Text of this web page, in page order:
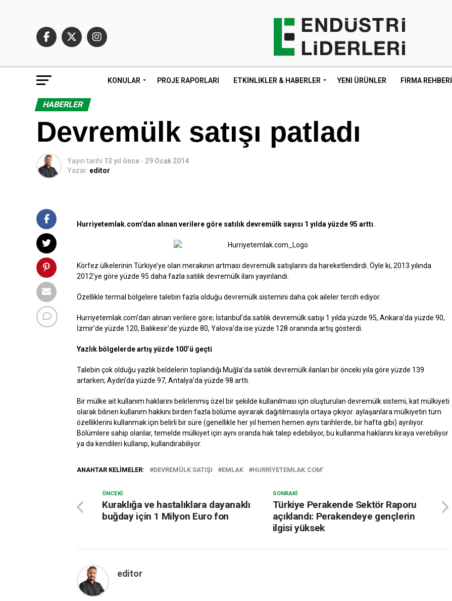
KONULAR PROJE RAPORLARI ETKINLIKLER & HABERLER YENI ÜRÜNLER FIRMA REHBERI
HABERLER
Devremülk satışı patladı
Yayın tarihi 13 yıl önce - 29 Ocak 2014
Yazar: editor
Hurriyetemlak.com’dan alınan verilere göre satılık devremülk sayısı 1 yılda yüzde 95 arttı.
Körfez ülkelerinin Türkiye’ye olan merakının artması devremülk satışlarını da hareketlendirdi. Öyle ki, 2013 yılında
2012’ye göre yüzde 95 daha fazla satılık devremülk ilanı yayınlandı.
Özellikle termal bölgelere talebin fazla olduğu devremülk sistemini daha çok aileler tercih ediyor.
Hurriyetemlak.com’dan alınan verilere göre; İstanbul’da satılık devremülk satışı 1 yılda yüzde 95, Ankara’da yüzde 90,
İzmir’de yüzde 120, Balıkesir’de yüzde 80, Yalova’da ise yüzde 128 oranında artış gösterdi.
Yazlık bölgelerde artış yüzde 100’ü geçti
Talebin çok olduğu yazlık beldelerin toplandığı Muğla’da satılık devremülk ilanları bir önceki yıla göre yüzde 139
artarken; Aydın’da yüzde 97, Antalya’da yüzde 98 arttı.
Bir mülke ait kullanım haklarını belirlenmiş özel bir şekilde kullanılması için oluşturulan devremülk sistemi, kat mülkiyeti
olarak bilinen kullanım hakkını birden fazla bölüme ayırarak dağıtılmasıyla ortaya çıkıyor. aylaşanlara mülkiyetin tüm
özelliklerini kullanmak için belirli bir süre (genellikle her yıl hemen hemen aynı tarihlerde, bir hafta gibi) ayrılıyor.
Bölümlere sahip olanlar, temelde mülkiyet için aynı oranda hak talep edebiliyor, bu kullanma haklarını kiraya verebiliyor
ya da kendileri kullanıp, kullandırabiliyor.
ANAHTAR KELIMELER: DEVREMÜLK SATIŞI EMLAK HURRIYETEMLAK.COM'
SONRAKI
Türkiye Perakende Sektör Raporu
açıklandı: Perakendeye gençlerin
ilgisi yüksek
ÖNCEKI
Kuraklığa ve hastalıklara dayanaklı
buğday için 1 Milyon Euro fon
editor